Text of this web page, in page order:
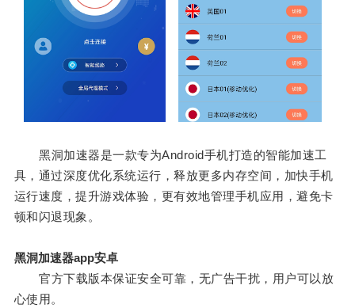
黑洞加速器是一款专为Android手机打造的智能加速工
具，通过深度优化系统运行，释放更多内存空间，加快手机
运行速度，提升游戏体验，更有效地管理手机应用，避免卡
顿和闪退现象。
黑洞加速器app安卓
官方下载版本保证安全可靠，无广告干扰，用户可以放
心使用。